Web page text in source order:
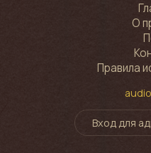
О
Правила
Вход для